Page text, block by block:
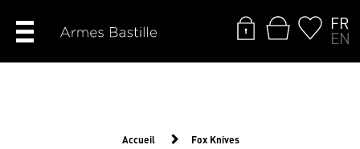
FR
EN
Accueil Fox Knives